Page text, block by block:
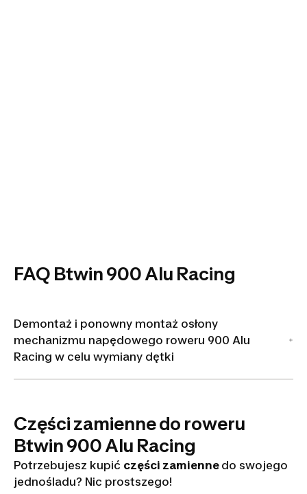
FAQ Btwin 900 Alu Racing
Demontaż i ponowny montaż osłony
mechanizmu napędowego roweru 900 Alu
Racing w celu wymiany dętki
Części zamienne do roweru
Btwin 900 Alu Racing
Potrzebujesz kupić części zamienne do swojego
jednośladu? Nic prostszego!